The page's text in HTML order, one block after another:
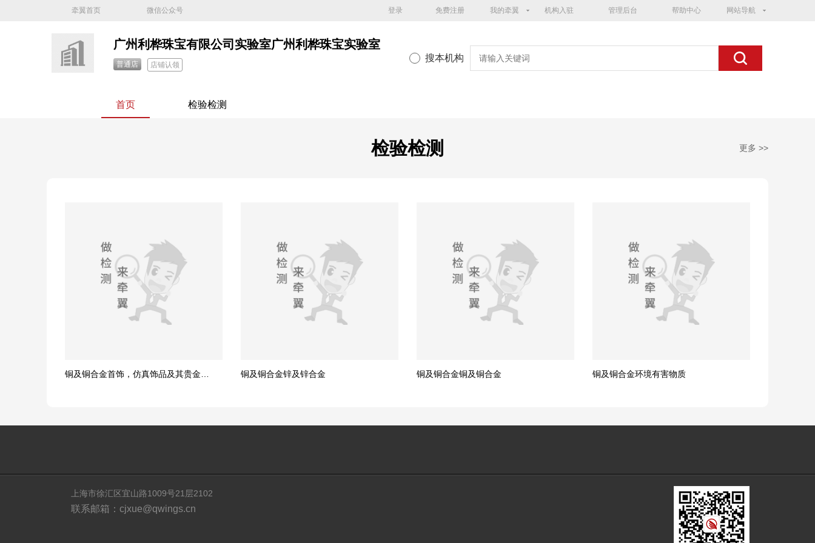
牵翼首页 微信公众号 登录 免费注册 我的牵翼 机构入驻 管理后台 帮助中心 网站导航
广州利桦珠宝有限公司实验室广州利桦珠宝实验室
普通店 店铺认领
搜本机构
首页 检验检测
检验检测 更多 >>
铜及铜合金锌及锌合金 铜及铜合金铜及铜合金 铜及铜合金环境有害物质
上海市徐汇区宜山路1009号21层2102
联系邮箱：cjxue@qwings.cn